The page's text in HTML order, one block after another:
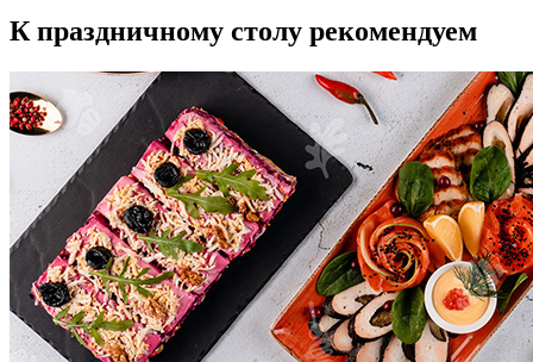
К праздничному столу рекомендуем